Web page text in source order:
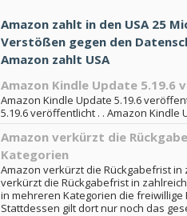
Amazon zahlt in den USA 25
Verstößen gegen den
Amazon zahlt USA
Amazon Kindle Update 5.19.6
Amazon Kindle Update 5.19.6
5.19.6 veröffentlicht . . Amazon Kindle
Amazon verkürzt die
Kategorien
Amazon verkürzt die Rückgabefrist
verkürzt die Rückgabefrist in
in mehreren Kategorien die freiwillige
Stattdessen gilt dort nur noch das